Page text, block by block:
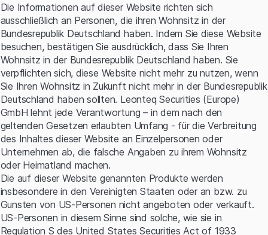
Serverfehler.
Die Informationen auf dieser Website richten sich
ausschließlich an Personen, die ihren Wohnsitz in der
Bundesrepublik Deutschland haben. Indem Sie diese Website
besuchen, bestätigen Sie ausdrücklich, dass Sie Ihren
Wohnsitz in der Bundesrepublik Deutschland haben. Sie
verpflichten sich, diese Website nicht mehr zu nutzen, wenn
Sie Ihren Wohnsitz in Zukunft nicht mehr in der Bundesrepublik
Deutschland haben sollten. Leonteq Securities (Europe)
GmbH lehnt jede Verantwortung – in dem nach den
geltenden Gesetzen erlaubten Umfang - für die Verbreitung
des Inhaltes dieser Website an Einzelpersonen oder
Unternehmen ab, die falsche Angaben zu ihrem Wohnsitz
oder Heimatland machen.
Die auf dieser Website genannten Produkte werden
insbesondere in den Vereinigten Staaten oder an bzw. zu
Gunsten von US-Personen nicht angeboten oder verkauft.
US-Personen in diesem Sinne sind solche, wie sie in
Regulation S des United States Securities Act of 1933